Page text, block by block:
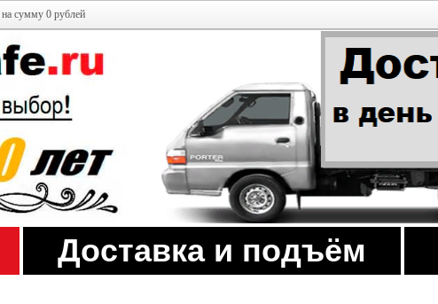
на сумму 0 рублей
Доставка и подъём